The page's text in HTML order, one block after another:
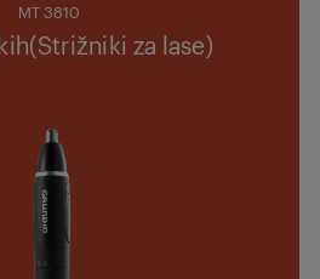
MT 3810
za lase)